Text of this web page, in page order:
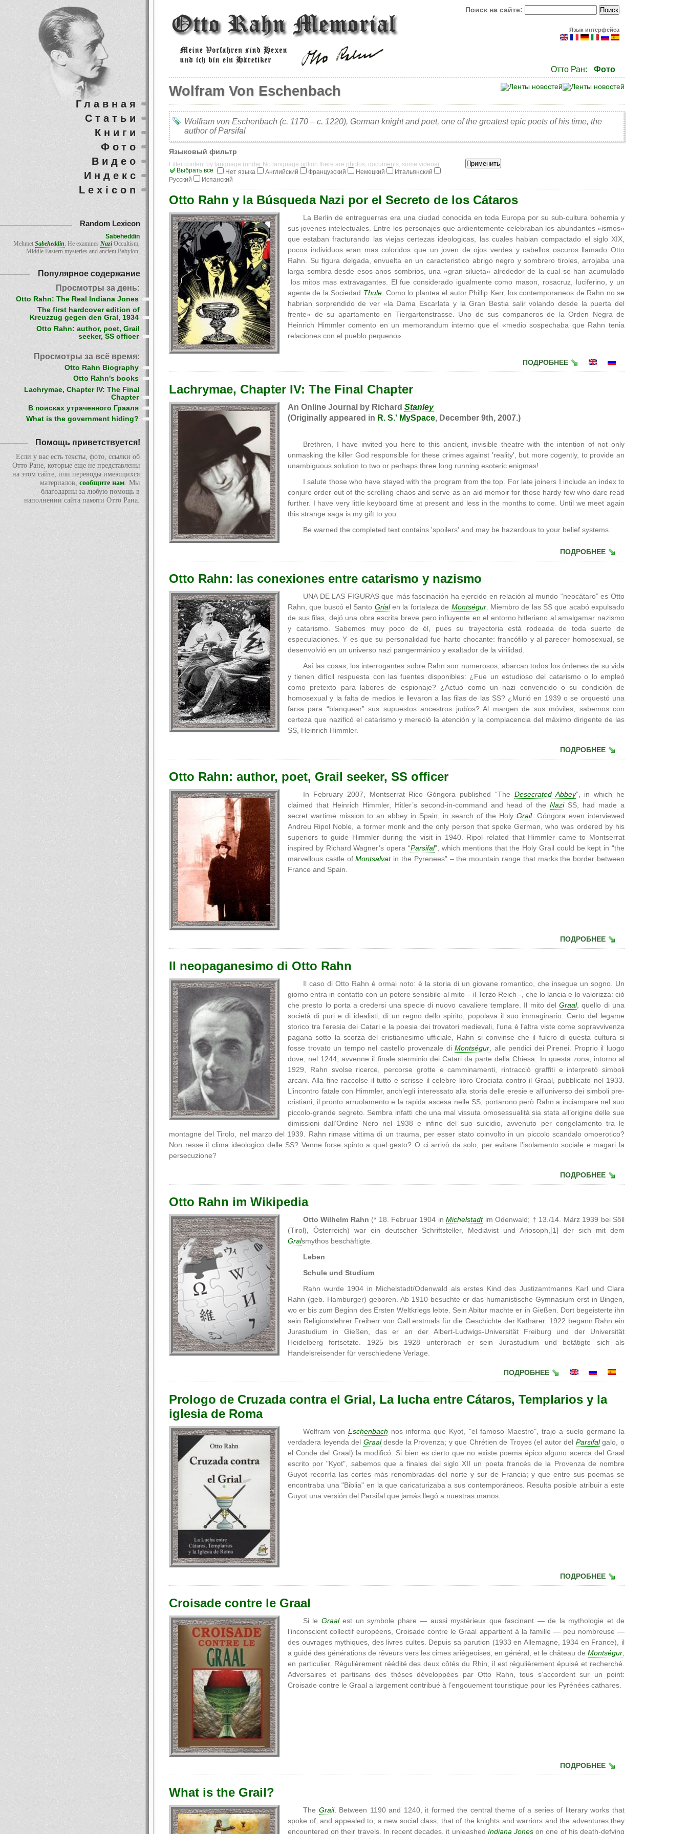
Поиск на сайте:
Язык интерфейса
Отто Ран: Фото
Wolfram Von Eschenbach
Wolfram von Eschenbach (c. 1170 – c. 1220), German knight and poet, one of the greatest epic poets of his time, the
author of Parsifal
Языковый фильтр
Filter content by language (under No language option there are photos, documents, some videos)
Выбрать все
Нет языка Английский Французский Немецкий
Итальянский
Русский
Испанский
Otto Rahn y la Búsqueda Nazi por el Secreto de los Cátaros
La Berlin de entreguerras era una ciudad conocida en toda Europa por su sub-cultura bohemia y
sus jovenes intelectuales. Entre los personajes que ardientemente celebraban los abundantes «ismos»
que estaban fracturando las viejas certezas ideologicas, las cuales habian compactado el siglo XIX,
pocos individuos eran mas coloridos que un joven de ojos verdes y cabellos oscuros llamado Otto
Rahn. Su figura delgada, envuelta en un caracteristico abrigo negro y sombrero tiroles, arrojaba una
larga sombra desde esos anos sombrios, una «gran silueta» alrededor de la cual se han acumulado
los mitos mas extravagantes. El fue considerado igualmente como mason, rosacruz, luciferino, y un
agente de la Sociedad Thule. Como lo plantea el autor Phillip Kerr, los contemporaneos de Rahn no se
habrian sorprendido de ver «la Dama Escarlata y la Gran Bestia salir volando desde la puerta del
frente» de su apartamento en Tiergartenstrasse. Uno de sus companeros de la Orden Negra de
Heinrich Himmler comento en un memorandum interno que el «medio sospechaba que Rahn tenia
relaciones con el pueblo pequeno».
ПОДРОБНЕЕ
Lachrymae, Chapter IV: The Final Chapter
An Online Journal by Richard Stanley
(Originally appeared in R. S.' MySpace, December 9th, 2007.)
Brethren, I have invited you here to this ancient, invisible theatre with the intention of not only
unmasking the killer God responsible for these crimes against 'reality', but more cogently, to provide an
unambiguous solution to two or perhaps three long running esoteric enigmas!
I salute those who have stayed with the program from the top. For late joiners I include an index to
conjure order out of the scrolling chaos and serve as an aid memoir for those hardy few who dare read
further. I have very little keyboard time at present and less in the months to come. Until we meet again
this strange saga is my gift to you.
Be warned the completed text contains 'spoilers' and may be hazardous to your belief systems.
ПОДРОБНЕЕ
Otto Rahn: las conexiones entre catarismo y nazismo
UNA DE LAS FIGURAS que más fascinación ha ejercido en relación al mundo “neocátaro” es Otto
Rahn, que buscó el Santo Grialen la fortaleza de Montségur. Miembro de las SS que acabó expulsado
de sus filas, dejó una obra escrita breve pero influyente en el entorno hitleriano al amalgamar nazismo
y catarismo. Sabemos muy poco de él, pues su trayectoria está rodeada de toda suerte de
especulaciones. Y es que su personalidad fue harto chocante: francófilo y al parecer homosexual, se
desenvolvió en un universo nazi pangermánico y exaltador de la virilidad.
Así las cosas, los interrogantes sobre Rahn son numerosos, abarcan todos los órdenes de su vida
y tienen difícil respuesta con las fuentes disponibles: ¿Fue un estudioso del catarismo o lo empleó
como pretexto para labores de espionaje? ¿Actuó como un nazi convencido o su condición de
homosexual y la falta de medios le llevaron a las filas de las SS? ¿Murió en 1939 o se orquestó una
farsa para “blanquear” sus supuestos ancestros judíos? Al margen de sus móviles, sabemos con
certeza que nazificó el catarismo y mereció la atención y la complacencia del máximo dirigente de las
SS, Heinrich Himmler.
ПОДРОБНЕЕ
Otto Rahn: author, poet, Grail seeker, SS officer
In February 2007, Montserrat Rico Góngora published “The Desecrated Abbey”, in which he
claimed that Heinrich Himmler, Hitler’s second-in-command and head of theNaziSS, had made a
secret wartime mission to an abbey in Spain, in search of the Holy Grail. Góngora even interviewed
Andreu Ripol Noble, a former monk and the only person that spoke German, who was ordered by his
superiors to guide Himmler during the visit in 1940. Ripol related that Himmler came to Montserrat
inspired by Richard Wagner’s opera “Parsifal”, which mentions that the Holy Grail could be kept in “the
marvellous castle ofMontsalvatin the Pyrenees” – the mountain range that marks the border between
France and Spain.
ПОДРОБНЕЕ
Il neopaganesimo di Otto Rahn
Il caso di Otto Rahn è ormai noto: è la storia di un giovane romantico, che insegue un sogno. Un
giorno entra in contatto con un potere sensibile al mito – il Terzo Reich -, che lo lancia e lo valorizza: ciò
che presto lo porta a credersi una specie di nuovo cavaliere templare. Il mito delGraal, quello di una
società di puri e di idealisti, di un regno dello spirito, popolava il suo immaginario. Certo del legame
storico tra l’eresia dei Catari e la poesia dei trovatori medievali, l’una è l’altra viste come sopravvivenza
pagana sotto la scorza del cristianesimo ufficiale, Rahn si convinse che il fulcro di questa cultura si
fosse trovato un tempo nel castello provenzale diMontségur , alle pendici dei Pirenei. Proprio il luogo
dove, nel 1244, avvenne il finale sterminio dei Catari da parte della Chiesa. In questa zona, intorno al
1929, Rahn svolse ricerce, percorse grotte e camminamenti, rintracciò graffiti e interpretò simboli
arcani. Alla fine raccolse il tutto e scrisse il celebre libro Crociata contro il Graal, pubblicato nel 1933.
L’incontro fatale con Himmler, anch’egli interessato alla storia delle eresie e all’universo dei simboli pre-
cristiani, il pronto arruolamento e la rapida ascesa nelle SS, portarono però Rahn a inciampare nel suo
piccolo-grande segreto. Sembra infatti che una mal vissuta omosessualità sia stata all’origine delle sue
dimissioni dall’Ordine Nero nel 1938 e infine del suo suicidio, avvenuto per congelamento tra le
montagne del Tirolo, nel marzo del 1939. Rahn rimase vittima di un trauma, per esser stato coinvolto in un piccolo scandalo omoerotico?
Non resse il clima ideologico delle SS? Venne forse spinto a quel gesto? O ci arrivò da solo, per evitare l’isolamento sociale e magari la
persecuzione?
ПОДРОБНЕЕ
Otto Rahn im Wikipedia
Otto Wilhelm Rahn (* 18. Februar 1904 inMichelstadtim Odenwald; † 13./14. März 1939 bei Söll
(Tirol), Österreich) war ein deutscher Schriftsteller, Mediävist und Ariosoph,[1] der sich mit dem
Gralsmythos beschäftigte.
Leben
Schule und Studium
Rahn wurde 1904 in Michelstadt/Odenwald als erstes Kind des Justizamtmanns Karl und Clara
Rahn (geb. Hamburger) geboren. Ab 1910 besuchte er das humanistische Gymnasium erst in Bingen,
wo er bis zum Beginn des Ersten Weltkriegs lebte. Sein Abitur machte er in Gießen. Dort begeisterte ihn
sein Religionslehrer Freiherr von Gall erstmals für die Geschichte der Katharer. 1922 begann Rahn ein
Jurastudium in Gießen, das er an der Albert-Ludwigs-Universität Freiburg und der Universität
Heidelberg fortsetzte. 1925 bis 1928 unterbrach er sein Jurastudium und betätigte sich als
Handelsreisender für verschiedene Verlage.
ПОДРОБНЕЕ
Prologo de Cruzada contra el Grial, La lucha entre Cátaros, Templarios y la
iglesia de Roma
Wolfram vonEschenbach nos informa que Kyot, "el famoso Maestro", trajo a suelo germano la
verdadera leyenda del Graaldesde la Provenza; y que Chrétien de Troyes (el autor del Parsifalgalo, o
el Conde del Graal) la modificó. Si bien es cierto que no existe poema épico alguno acerca del Graal
escrito por "Kyot", sabemos que a finales del siglo XII un poeta francés de la Provenza de nombre
Guyot recorría las cortes más renombradas del norte y sur de Francia; y que entre sus poemas se
encontraba una "Biblia" en la que caricaturizaba a sus contemporáneos. Resulta posible atribuir a este
Guyot una versión del Parsifal que jamás llegó a nuestras manos.
ПОДРОБНЕЕ
Croisade contre le Graal
Si le Graalest un symbole phare — aussi mystérieux que fascinant — de la mythologie et de
l’inconscient collectif européens, Croisade contre le Graal appartient à la famille — peu nombreuse —
des ouvrages mythiques, des livres cultes. Depuis sa parution (1933 en Allemagne, 1934 en France), il
a guidé des générations de rêveurs vers les cimes ariégeoises, en général, et le château de Montségur
en particulier. Régulièrement réédité des deux côtés du Rhin, il est régulièrement épuisé et recherché.
Adversaires et partisans des thèses développées par Otto Rahn, tous s’accordent sur un point:
Croisade contre le Graal a largement contribué à l’engouement touristique pour les Pyrénées cathares.
ПОДРОБНЕЕ
What is the Grail?
The Grail. Between 1190 and 1240, it formed the central theme of a series of literary works that
spoke of, and appealed to, a new social class, that of the knights and warriors and the adventures they
encountered on their travels. In recent decades, it unleashed Indiana Jones on one of his death-defying
Главная
Статьи
Книги
Фото
Видео
Индекс
Lexicon
Random Lexicon
Sabeheddin
MehmetSabeheddin. He examines NaziOccultism,
Middle Eastern mysteries and ancient Babylon.
Популярное содержание
Просмотры за день:
Otto Rahn: The Real Indiana Jones
The first hardcover edition of
Kreuzzug gegen den Gral, 1934
Otto Rahn: author, poet, Grail
seeker, SS officer
Просмотры за всё время:
Otto Rahn Biography
Otto Rahn's books
Lachrymae, Chapter IV: The Final
Chapter
В поисках утраченного Грааля
What is the government hiding?
Помощь приветствуется!
Если у вас есть тексты, фото, ссылки об
Отто Ране, которые еще не представлены
на этом сайте, или переводы имеющихся
материалов, сообщите нам. Мы
благодарны за любую помощь в
наполнении сайта памяти Отто Рана.